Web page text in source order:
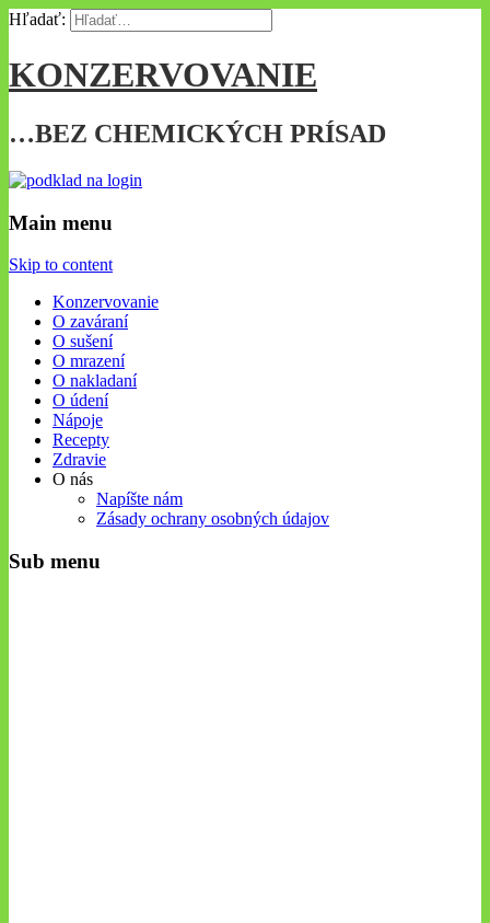
Hľadať:
KONZERVOVANIE
…BEZ CHEMICKÝCH PRÍSAD
Main menu
Skip to content
Konzervovanie
O zaváraní
O sušení
O mrazení
O nakladaní
O údení
Nápoje
Recepty
Zdravie
O nás
Napíšte nám
Zásady ochrany osobných údajov
Sub menu